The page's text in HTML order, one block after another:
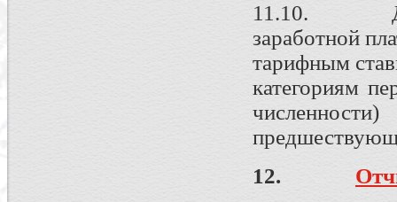
11.10.
заработной
тарифным
категориям
12.